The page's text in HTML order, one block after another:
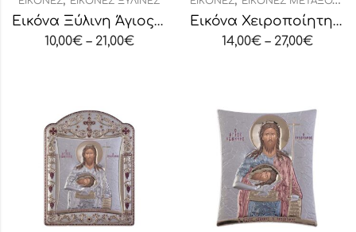
Εικόνα Ξύλινη Άγιος Ιωάννης Ρώσσος
10,00€ – 21,00€
Εικόνα Χειροποίητη “Άγιος Ιωάννης”
14,00€ – 27,00€